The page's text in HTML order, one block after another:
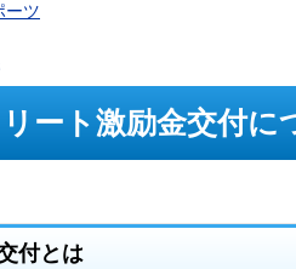
ーツ
ート激励金交付に
付とは